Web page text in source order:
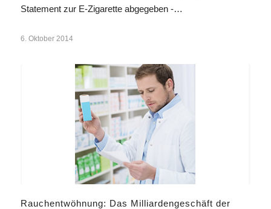
Statement zur E-Zigarette abgegeben -…
6. Oktober 2014
Rauchentwöhnung: Das Milliardengeschäft der